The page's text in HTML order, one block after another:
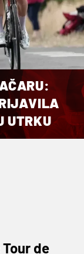
UTRKU
de